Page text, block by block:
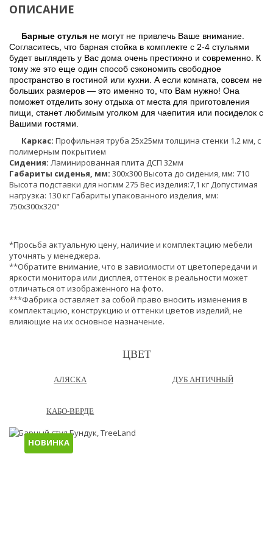
ОПИСАНИЕ
Барные стулья не могут не привлечь Ваше внимание.
Согласитесь, что барная стойка в комплекте с 2-4 стульями
будет выглядеть у Вас дома очень престижно и современно. К
тому же это еще один способ сэкономить свободное
пространство в гостиной или кухни. А если комната, совсем не
больших размеров — это именно то, что Вам нужно! Она
поможет отделить зону отдыха от места для приготовления
пищи, станет любимым уголком для чаепития или посиделок с
Вашими гостями.
Каркас: Профильная труба 25х25мм толщина стенки 1.2 мм, с
полимерным покрытием
Сидения: Ламинированная плита ДСП 32мм
Габариты сиденья, мм: 300х300 Высота до сидения, мм: 710
Высота подставки для ног:мм 275 Вес изделия:7,1 кг Допустимая
нагрузка: 130 кг Габариты упакованного изделия, мм:
750х300х320"
*Просьба актуальную цену, наличие и комплектацию мебели
уточнять у менеджера.
**Обратите внимание, что в зависимости от цветопередачи и
яркости монитора или дисплея, оттенок в реальности может
отличаться от изображенного на фото.
***Фабрика оставляет за собой право вносить изменения в
комплектацию, конструкцию и оттенки цветов изделий, не
влияющие на их основное назначение.
ЦВЕТ
АЛЯСКА ДУБ АНТИЧНЫЙ
КАБО-ВЕРДЕ
НОВИНКА